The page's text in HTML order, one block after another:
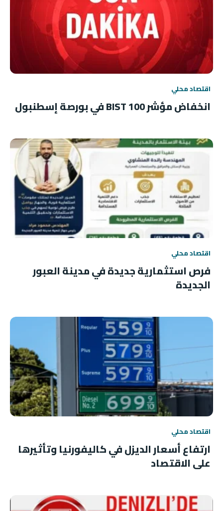
اقتصاد محلي
انخفاض مؤشر BIST 100 في بورصة إسطنبول
اقتصاد محلي
فرص استثمارية جديدة في مدينة العبور
الجديدة
اقتصاد محلي
ارتفاع أسعار الديزل في كاليفورنيا وتأثيرها
على الاقتصاد